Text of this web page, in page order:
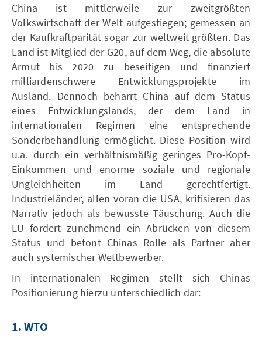
China ist mittlerweile zur zweitgrößten
Volkswirtschaft der Welt aufgestiegen; gemessen an
der Kaufkraftparität sogar zur weltweit größten. Das
Land ist Mitglied der G20, auf dem Weg, die absolute
Armut bis 2020 zu beseitigen und finanziert
milliardenschwere Entwicklungsprojekte im
Ausland. Dennoch beharrt China auf dem Status
eines Entwicklungslands, der dem Land in
internationalen Regimen eine entsprechende
Sonderbehandlung ermöglicht. Diese Position wird
u.a. durch ein verhältnismäßig geringes Pro-Kopf-
Einkommen und enorme soziale und regionale
Ungleichheiten im Land gerechtfertigt.
Industrieländer, allen voran die USA, kritisieren das
Narrativ jedoch als bewusste Täuschung. Auch die
EU fordert zunehmend ein Abrücken von diesem
Status und betont Chinas Rolle als Partner aber
auch systemischer Wettbewerber.
In internationalen Regimen stellt sich Chinas
Positionierung hierzu unterschiedlich dar:
1. WTO